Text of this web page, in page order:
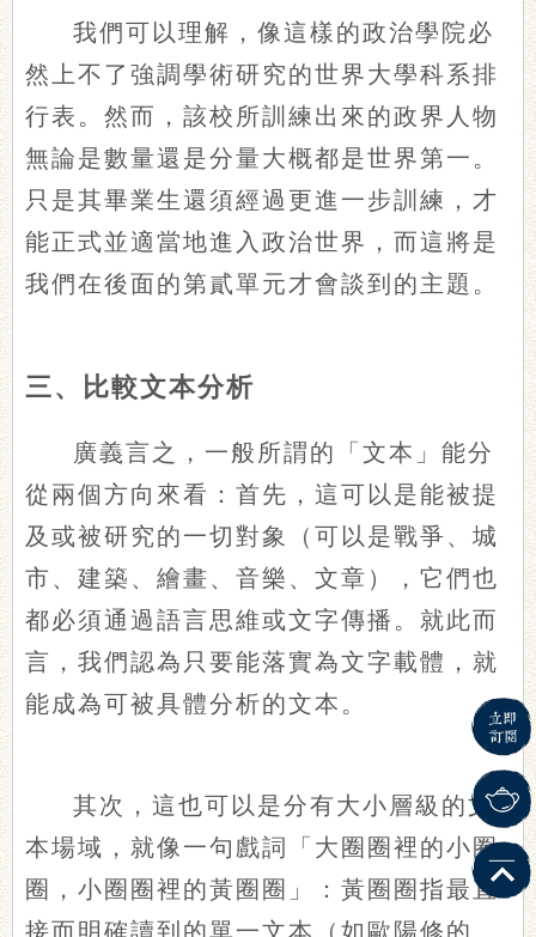
我們可以理解，像這樣的政治學院必
然上不了強調學術研究的世界大學科系排
行表。然而，該校所訓練出來的政界人物
無論是數量還是分量大概都是世界第一。
只是其畢業生還須經過更進一步訓練，才
能正式並適當地進入政治世界，而這將是
我們在後面的第貳單元才會談到的主題。
三、比較文本分析
廣義言之，一般所謂的「文本」能分
從兩個方向來看：首先，這可以是能被提
及或被研究的一切對象（可以是戰爭、城
市、建築、繪畫、音樂、文章），它們也
都必須通過語言思維或文字傳播。就此而
言，我們認為只要能落實為文字載體，就
能成為可被具體分析的文本。
其次，這也可以是分有大小層級的文
本場域，就像一句戲詞「大圈圈裡的小圈
圈，小圈圈裡的黃圈圈」：黃圈圈指最直
接而明確讀到的單一文本（如歐陽修的